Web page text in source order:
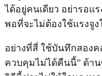
ได้อยู่คนเดียว อย่ารอแ
พอที่จะไม่ต้องใช้แรงจูง
อย่างที่สี่ ใช้บันทึกสอง
ควบคุมไม่ได้คืนนี้” ด้า